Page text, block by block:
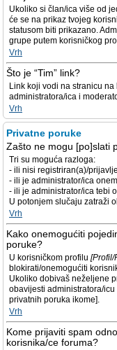
Ukoliko si član/ica više od
će se na prikaz tvojeg
statusom biti prikazano.
grupe putem korisničkog
Vrh
Što je “Tim” link?
Link koji vodi na stranicu
administratora/ica i
Vrh
Privatne poruke
Zašto ne mogu [po]slati
Tri su moguća razloga:
- ili nisi registriran(a)/
- ili je administrator/ica
- ili je administrator/ica tebi
U potonjem slučaju zatraži
Vrh
Kako onemogućiti
poruke?
U korisničkom profilu [Profil/
blokirati/onemogućiti
Ukoliko dobivaš neželjene
obavijesti administratora/
privatnih poruka ikome].
Vrh
Kome prijaviti spam
korisnika/ce foruma?